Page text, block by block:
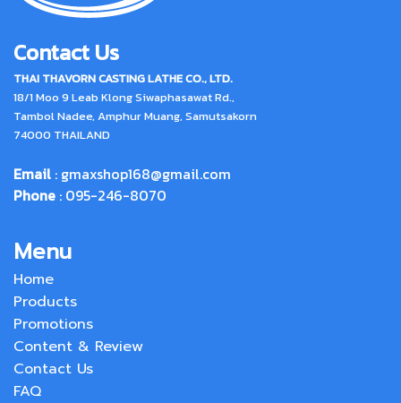
Contact Us
THAI THAVORN CASTING LATHE CO., LTD.
18/1 Moo 9 Leab Klong Siwaphasawat Rd.,
Tambol Nadee, Amphur Muang, Samutsakorn
74000 THAILAND
Email : gmaxshop168@gmail.com
Phone : 095-246-8070
Menu
Home
Products
Promotions
Content & Review
Contact Us
FAQ